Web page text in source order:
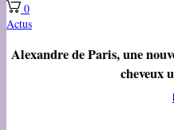
0
Actus
Alexandre de Paris, une
cheveux